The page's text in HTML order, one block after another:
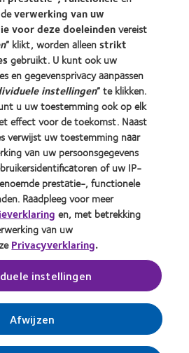
beheren
verwerking van uw
voor deze doeleindenvereist
” klikt, worden alleenstrikt
gebruikt. U kunt ook uw
en gegevensprivacy aanpassen
instellingen” te klikken.
u uw toestemming ook op elk
effect voor de toekomst. Naast
verwijst uw toestemming naar
van uw persoonsgegevens
of uw IP-
prestatie-, functionele
Raadpleeg voor meer
en, met betrekking
van uw
Privacyverklaring.
instellingen
Afwijzen